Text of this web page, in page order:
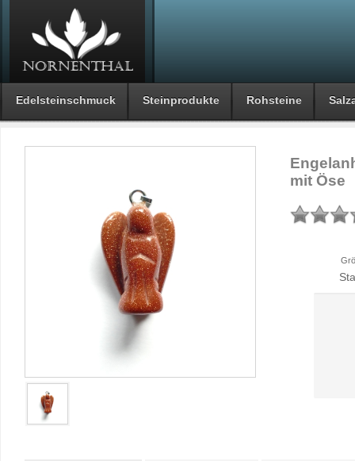
Edelsteinschmuck Steinprodukte Rohsteine
mit Öse